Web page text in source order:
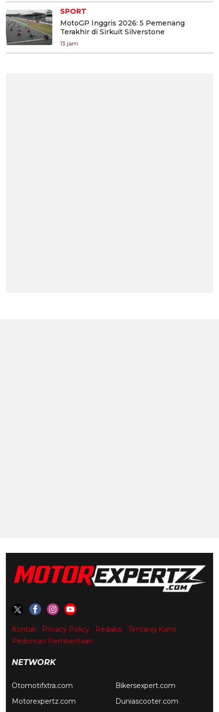
SPORT
MotoGP Inggris 2026: 5 Pemenang
Terakhir di Sirkuit Silverstone
13 jam
Kontak Privacy Policy Redaksi
Tentang Kami
Pedoman Pemberitaan
NETWORK
Otomotifxtra.com
Motorexpertz.com
Bikersexpert.com
Duniascooter.com